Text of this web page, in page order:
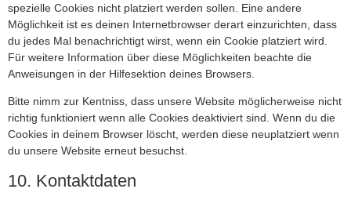
spezielle Cookies nicht platziert werden sollen. Eine andere
Möglichkeit ist es deinen Internetbrowser derart einzurichten, dass
du jedes Mal benachrichtigt wirst, wenn ein Cookie platziert wird.
Für weitere Information über diese Möglichkeiten beachte die
Anweisungen in der Hilfesektion deines Browsers.
Bitte nimm zur Kentniss, dass unsere Website möglicherweise nicht
richtig funktioniert wenn alle Cookies deaktiviert sind. Wenn du die
Cookies in deinem Browser löscht, werden diese neuplatziert wenn
du unsere Website erneut besuchst.
10. Kontaktdaten